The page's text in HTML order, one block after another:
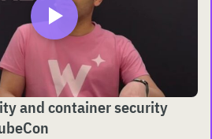
and container security